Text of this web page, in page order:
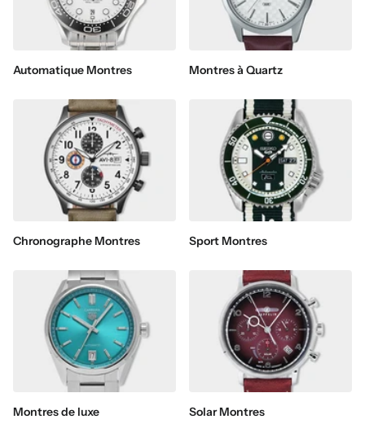
Automatique Montres Montres à Quartz
Chronographe Montres Sport Montres
Montres de luxe Solar Montres